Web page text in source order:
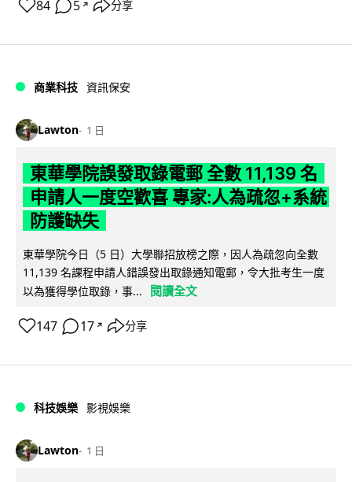
84 5 ↗ 分享
商業科技 資訊保安
Lawton 1 日
東華學院誤發取錄電郵 全數 11,139 名
申請人一度空歡喜 專家:人為疏忽+系統
防護缺失
東華學院今日（5 日）大學聯招放榜之際，因人為疏忽向全數
11,139 名課程申請人錯誤發出取錄通知電郵，令大批考生一度
以為獲得學位取錄，事...
閱讀全文
147 17 ↗ 分享
科技娛樂 影視娛樂
Lawton 1 日